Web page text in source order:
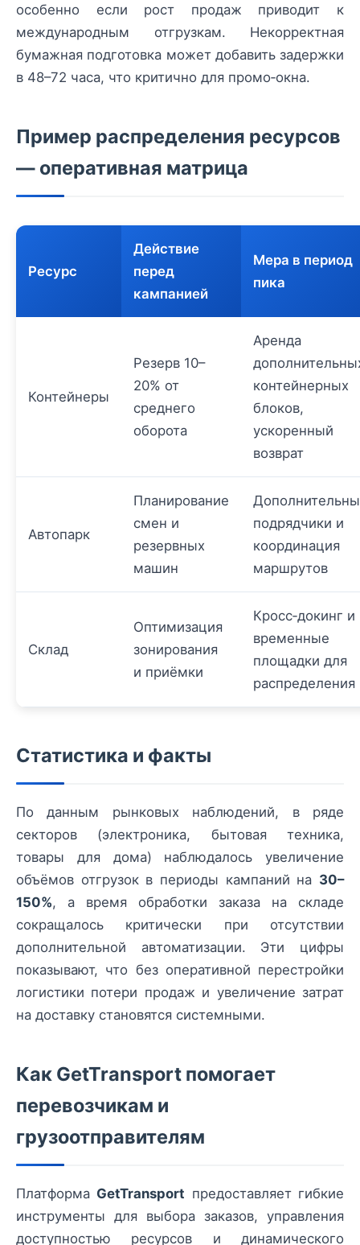
особенно если рост продаж приводит к
международным отгрузкам. Некорректная
бумажная подготовка может добавить задержки
в 48–72 часа, что критично для промо‑окна.
Пример распределения ресурсов
— оперативная матрица
Ресурс
Действие
перед
кампанией
Мера в период
пика
Контейнеры
Резерв 10–
20% от
среднего
оборота
Аренда
контейнерных
блоков,
ускоренный
возврат
Автопарк
Планирование
смен и
резервных
машин
подрядчики и
координация
маршрутов
Склад
Оптимизация
зонирования
и приёмки
Кросс‑докинг и
временные
площадки для
распределения
Статистика и факты
По данным рынковых наблюдений, в ряде
секторов (электроника, бытовая техника,
товары для дома) наблюдалось увеличение
объёмов отгрузок в периоды кампаний на 30–
150%, а время обработки заказа на складе
сокращалось критически при отсутствии
дополнительной автоматизации. Эти цифры
показывают, что без оперативной перестройки
логистики потери продаж и увеличение затрат
на доставку становятся системными.
Как GetTransport помогает
перевозчикам и
грузоотправителям
Платформа GetTransport предоставляет гибкие
инструменты для выбора заказов, управления
доступностью ресурсов и динамического